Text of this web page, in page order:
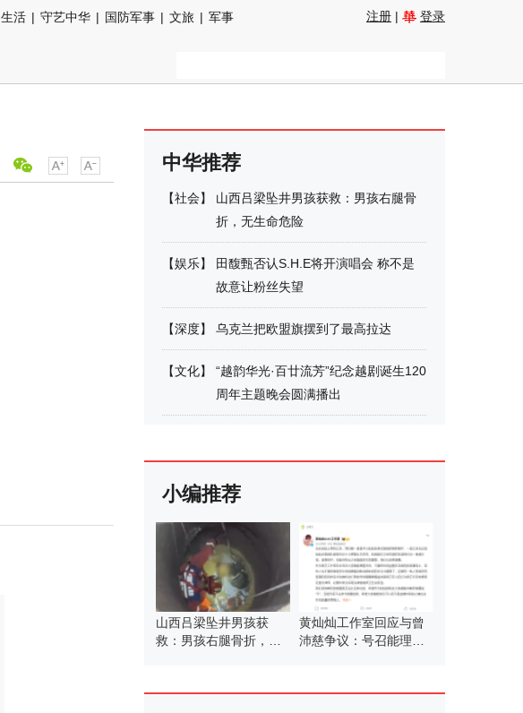
生活 | 守艺中华 | 国防军事 | 文旅 | 军事
注册 | 登录
中华推荐
【社会】
山西吕梁坠井男孩获救：男孩右腿骨
折，无生命危险
【娱乐】
田馥甄否认S.H.E将开演唱会 称不是
故意让粉丝失望
【深度】 乌克兰把欧盟旗摆到了最高拉达
【文化】
“越韵华光·百廿流芳”纪念越剧诞生120
周年主题晚会圆满播出
小编推荐
山西吕梁坠井男孩获
救：男孩右腿骨折，无
黄灿灿工作室回应与曾
沛慈争议：号召能理智